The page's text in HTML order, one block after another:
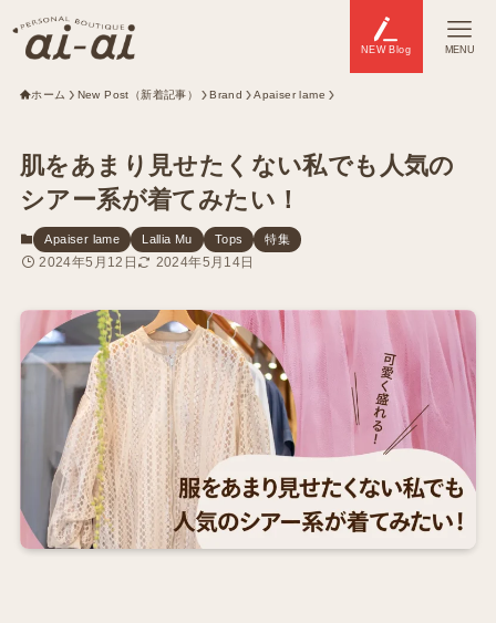
NEW Blog MENU
ホーム New Post（新着記事） Brand Apaiser lame
肌をあまり見せたくない私でも人気の
シアー系が着てみたい！
Apaiser lame Lallia Mu Tops 特集
2024年5月12日 2024年5月14日